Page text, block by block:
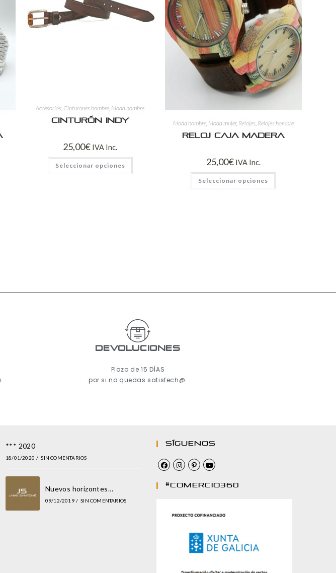
Accesorios, Cinturones hombre, Moda hombre
Cinturón Indy
25,00€ IVA Inc.
Seleccionar opciones
Moda hombre, Moda mujer, Relojes Relojes hombre
Reloj caja madera
25,00€ IVA Inc.
Seleccionar opciones
Devoluciones
Plazo de 15 DÍAS
por si no quedas satisfech@.
*** 2020
18/01/2020 / SIN COMENTARIOS
Nuevos horizontes…
09/12/2019 / SIN COMENTARIOS
Síguenos
#comercio360